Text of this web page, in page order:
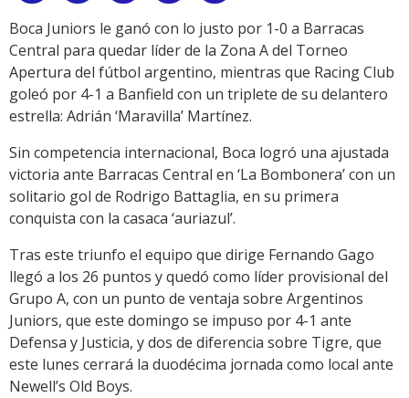
Link
Boca Juniors le ganó con lo justo por 1-0 a Barracas
Central para quedar líder de la Zona A del Torneo
Apertura del fútbol argentino, mientras que Racing Club
goleó por 4-1 a Banfield con un triplete de su delantero
estrella: Adrián ‘Maravilla’ Martínez.
Sin competencia internacional, Boca logró una ajustada
victoria ante Barracas Central en ‘La Bombonera’ con un
solitario gol de Rodrigo Battaglia, en su primera
conquista con la casaca ‘auriazul’.
Tras este triunfo el equipo que dirige Fernando Gago
llegó a los 26 puntos y quedó como líder provisional del
Grupo A, con un punto de ventaja sobre Argentinos
Juniors, que este domingo se impuso por 4-1 ante
Defensa y Justicia, y dos de diferencia sobre Tigre, que
este lunes cerrará la duodécima jornada como local ante
Newell’s Old Boys.